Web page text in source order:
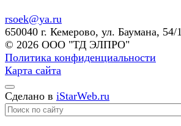
rsoek@ya.ru
650040 г. Кемерово, ул. Баумана, 54/1
© 2026 ООО "ТД ЭЛПРО"
Политика конфиденциальности
Карта сайта
Сделано в iStarWeb.ru